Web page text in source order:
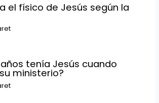
el físico de Jesús según la
tenía Jesús cuando
ministerio?